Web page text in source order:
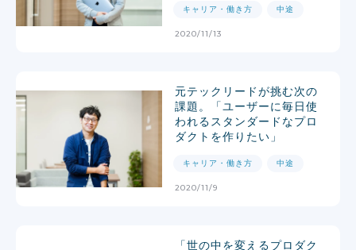
キャリア・働き方 中途
2020/11/13
元テックリードが挑む次の
課題。「ユーザーに毎日使
われるスタンダードなプロ
ダクトを作りたい」
キャリア・働き方 中途
2020/11/9
「世の中を変えるプロダク